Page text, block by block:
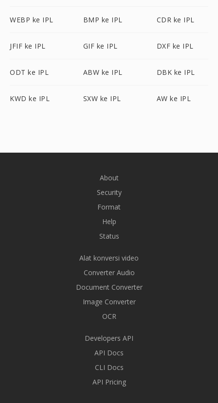
WEBP ke IPL BMP ke IPL CDR ke IPL
JFIF ke IPL GIF ke IPL DXF ke IPL
ODT ke IPL ABW ke IPL DBK ke IPL
KWD ke IPL SXW ke IPL AW ke IPL
About
Security
Format
Help
Status
Alat konversi video
Converter Audio
Document Converter
Image Converter
OCR
Developers API
API Docs
CLI Docs
API Pricing